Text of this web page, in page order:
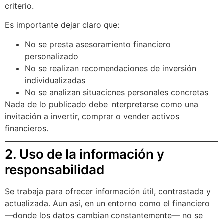
criterio.
Es importante dejar claro que:
No se presta asesoramiento financiero
personalizado
No se realizan recomendaciones de inversión
individualizadas
No se analizan situaciones personales concretas
Nada de lo publicado debe interpretarse como una
invitación a invertir, comprar o vender activos
financieros.
2. Uso de la información y
responsabilidad
Se trabaja para ofrecer información útil, contrastada y
actualizada. Aun así, en un entorno como el financiero
—donde los datos cambian constantemente— no se